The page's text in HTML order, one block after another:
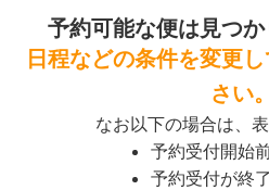
予約可能な便は見つか
日程などの条件を変更
さい。
なお以下の場合は、
予約受付開始
予約受付が終